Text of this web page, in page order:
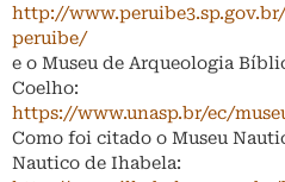
http://
peruibe/
e o Museu de Arqueologia
Coelho:
https://www.unasp.br/ec/
Como foi citado o Museu
Nautico de Ihabela: